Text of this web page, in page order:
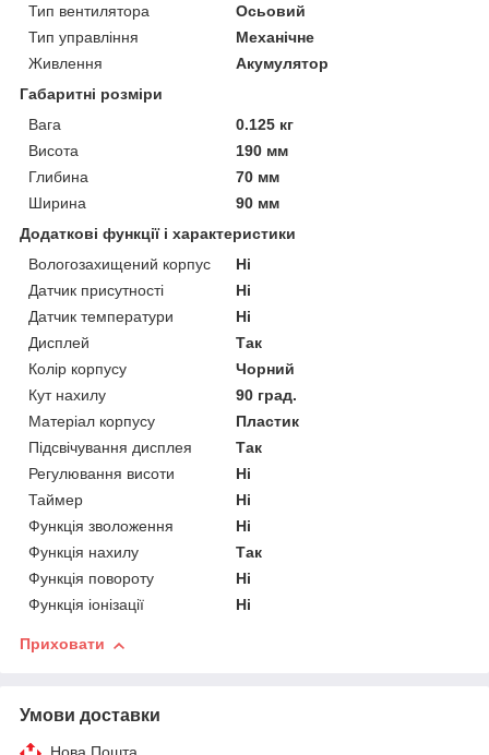
Тип вентилятора
Осьовий
Тип управління
Механічне
Живлення
Акумулятор
Габаритні розміри
Вага
0.125 кг
Висота
190 мм
Глибина
70 мм
Ширина
90 мм
Додаткові функції і характеристики
Вологозахищений корпус
Ні
Датчик присутності
Ні
Датчик температури
Ні
Дисплей
Так
Колір корпусу
Чорний
Кут нахилу
90 град.
Матеріал корпусу
Пластик
Підсвічування дисплея
Так
Регулювання висоти
Ні
Таймер
Ні
Функція зволоження
Ні
Функція нахилу
Так
Функція повороту
Ні
Функція іонізації
Ні
Приховати
Умови доставки